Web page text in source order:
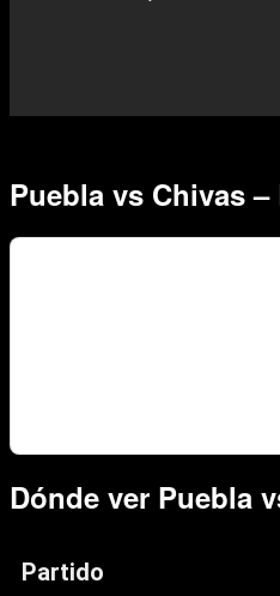
Puebla vs Chivas –
Dónde ver Puebla
Partido